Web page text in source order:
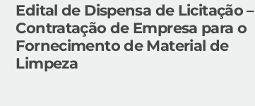
Edital de Dispensa de Licitação –
Contratação de Empresa para o
Fornecimento de Material de
Limpeza